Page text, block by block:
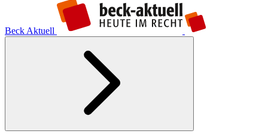
Beck Aktuell